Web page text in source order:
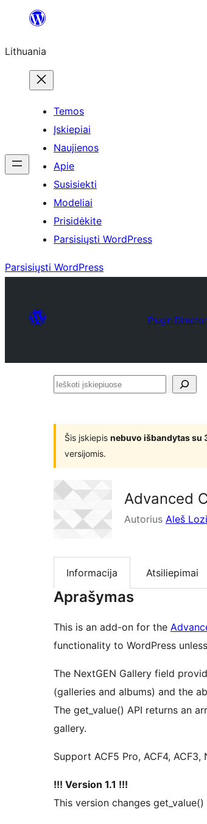
turinio
Lithuania
Temos
Įskiepiai
Naujienos
Apie
Susisiekti
Modeliai
Prisidėkite
Parsisiųsti WordPress
Parsisiųsti WordPress
Plugin
Ieškoti
Šis įskiepis nebuvo išbandytas su
versijomis.
Advanced
Autorius Aleš
Informacija Atsiliepimai
Aprašymas
This is an add-on for the
functionality to WordPress
The NextGEN Gallery field
(galleries and albums) and the
The get_value() API returns an
gallery.
Support ACF5 Pro, ACF4,
!!! Version 1.1 !!!
This version changes